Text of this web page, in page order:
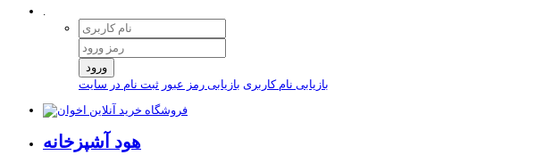
.
ورود
بازیابی نام کاربری بازیابی رمز عبور ثبت نام در سایت
هود آشپزخانه